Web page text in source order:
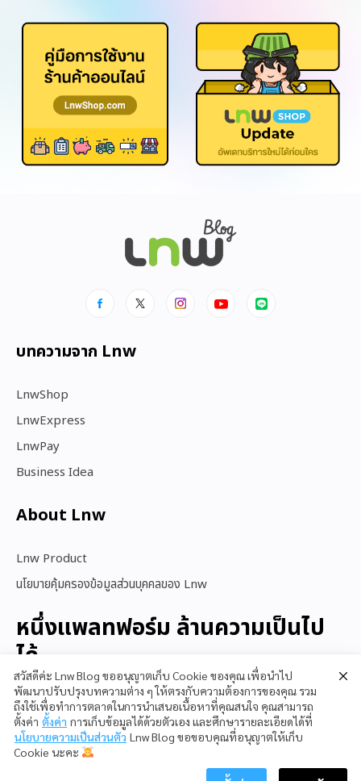
บทความจาก Lnw
LnwShop
LnwExpress
LnwPay
Business Idea
About Lnw​
Lnw Product
นโยบายคุ้มครองข้อมูลส่วนบุคคลของ Lnw
หนึ่งแพลทฟอร์ม ล้านความเป็นไป
ได้
สนใจใช้ LnwShop
สวัสดีค่ะ Lnw Blog ขออนุญาตเก็บ Cookie ของคุณ เพื่อนำไป
พัฒนาปรับปรุงบทความต่าง ๆ ให้ตรงกับความต้องการของคุณ รวม
ถึงใช้เพื่อทำการตลาดในการนำเสนอเนื้อหาที่คุณสนใจ คุณสามารถ
ตั้งค่า ตั้งค่า การเก็บข้อมูลได้ด้วยตัวเอง และศึกษารายละเอียดได้ที่
นโยบายความเป็นส่วนตัว Lnw Blog ขอขอบคุณที่อนุญาตให้เก็บ
Cookie นะคะ